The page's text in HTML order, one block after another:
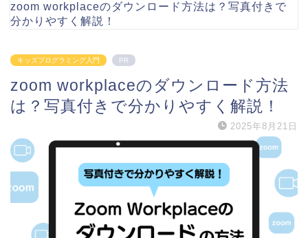
zoom workplaceのダウンロード方法は？写真付きで
分かりやすく解説！
キッズプログラミング入門 PR
zoom workplaceのダウンロード方法
は？写真付きで分かりやすく解説！
2025年8月21日